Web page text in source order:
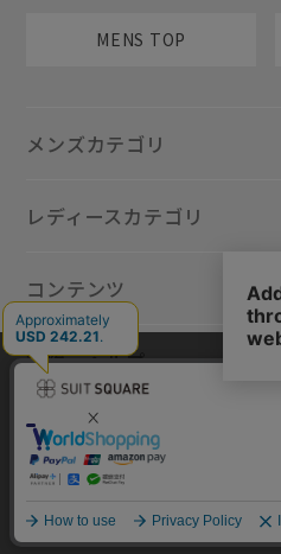
MENS TOP
メンズカテゴリ
レディースカテゴリ
コンテンツ
規約・ヘルプ
Copyright © AOYAMA TRADING
当サイトでは利用体験の向上および
ックの分析を目的としてCookieを使
された場合、Cookieの利用に同意し
はプライバシーポリシー をご確認く
同意して